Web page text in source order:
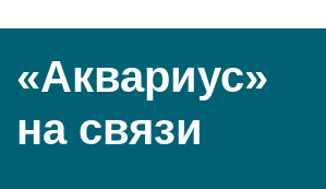
«Аквариус»
на связи